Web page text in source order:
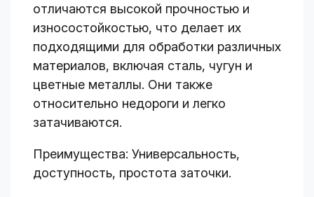
отличаются высокой прочностью и
износостойкостью, что делает их
подходящими для обработки различных
материалов, включая сталь, чугун и
цветные металлы. Они также
относительно недороги и легко
затачиваются.
Преимущества: Универсальность,
доступность, простота заточки.